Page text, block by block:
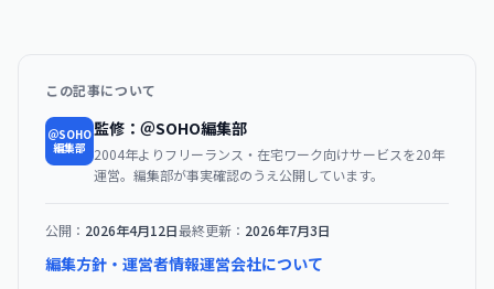
この記事について
＠SOHO
編集部
監修：＠SOHO編集部
2004年よりフリーランス・在宅ワーク向けサービスを20年
運営。編集部が事実確認のうえ公開しています。
公開： 2026年4月12日最終更新： 2026年7月3日
編集方針・運営者情報運営会社について